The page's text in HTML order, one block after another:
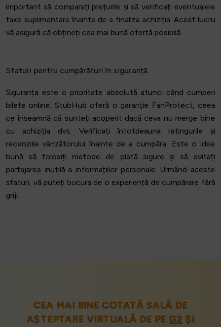
important să comparați prețurile și să verificați eventualele
taxe suplimentare înainte de a finaliza achiziția. Acest lucru
vă asigură că obțineți cea mai bună ofertă posibilă.
Sfaturi pentru cumpărături în siguranță
Siguranța este o prioritate absolută atunci când cumperi
bilete online. StubHub oferă o garanție FanProtect, ceea
ce înseamnă că sunteți acoperit dacă ceva nu merge bine
cu achiziția dvs. Verificați întotdeauna ratingurile și
recenziile vânzătorului înainte de a cumpăra. Este o idee
bună să folosiți metode de plată sigure și să evitați
partajarea inutilă a informațiilor personale. Urmând aceste
sfaturi, vă puteți bucura de o experiență de cumpărare fără
griji.
CEA MAI BINE COTATĂ SALĂ DE
AȘTEPTARE VIRTUALĂ DE PE G2ȘI